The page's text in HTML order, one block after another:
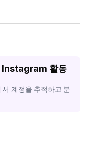
Instagram 활동
계정을 추적하고 분